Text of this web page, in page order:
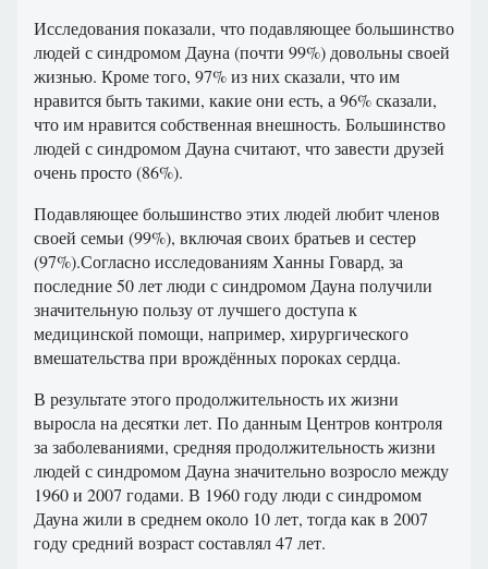
Исследования показали, что подавляющее большинство
людей с синдромом Дауна (почти 99%) довольны своей
жизнью. Кроме того, 97% из них сказали, что им
нравится быть такими, какие они есть, а 96% сказали,
что им нравится собственная внешность. Большинство
людей с синдромом Дауна считают, что завести друзей
очень просто (86%).
Подавляющее большинство этих людей любит членов
своей семьи (99%), включая своих братьев и сестер
(97%).Согласно исследованиям Ханны Говард, за
последние 50 лет люди с синдромом Дауна получили
значительную пользу от лучшего доступа к
медицинской помощи, например, хирургического
вмешательства при врождённых пороках сердца.
В результате этого продолжительность их жизни
выросла на десятки лет. По данным Центров контроля
за заболеваниями, средняя продолжительность жизни
людей с синдромом Дауна значительно возросло между
1960 и 2007 годами. В 1960 году люди с синдромом
Дауна жили в среднем около 10 лет, тогда как в 2007
году средний возраст составлял 47 лет.